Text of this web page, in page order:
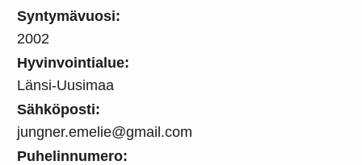
Syntymävuosi:
2002
Hyvinvointialue:
Länsi-Uusimaa
Sähköposti:
jungner.emelie@gmail.com
Puhelinnumero: